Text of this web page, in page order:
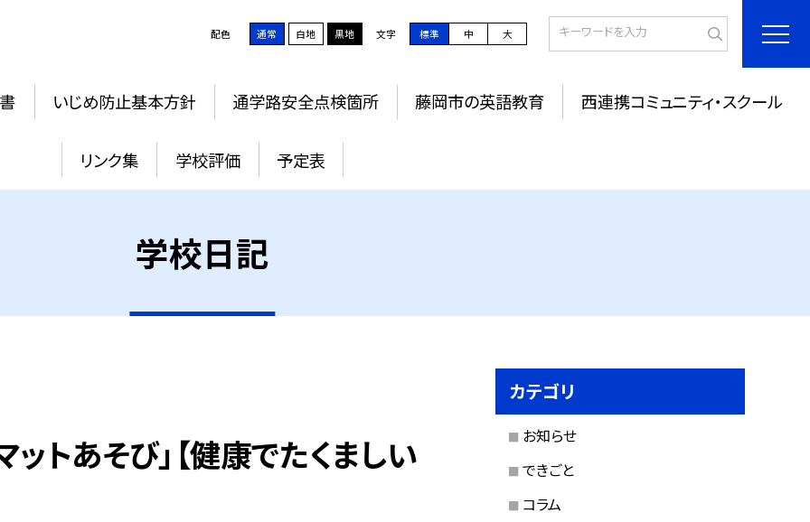
配色 通常 白地 黒地 文字 標準 中 大
いじめ防止基本方針 通学路安全点検箇所 藤岡市の英語教育 西連携コミュニティ・スクール
リンク集 学校評価 予定表
学校日記
トあそび」【健康でたくましい
カテゴリ
お知らせ
できごと
コラム